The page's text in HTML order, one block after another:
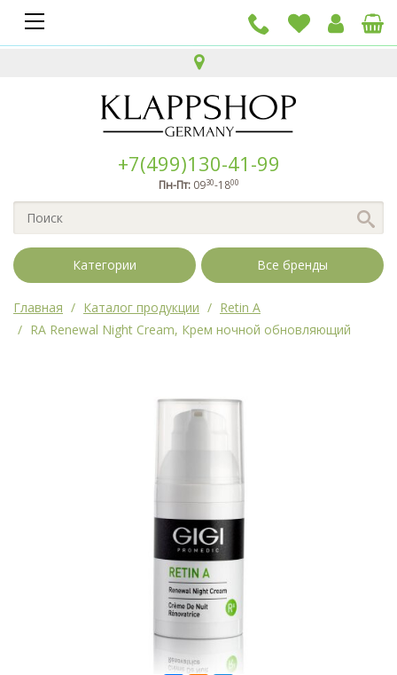
+7(499)130-41-99
Пн-Пт:0930-1800
Категории Все бренды
Главная Каталог продукции
Retin A
RA Renewal Night Cream, Крем ночной обновляющий